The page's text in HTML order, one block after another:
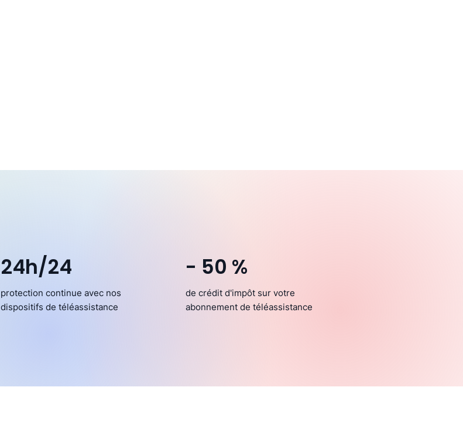
24h/24
protection continue avec nos
dispositifs de téléassistance
- 50 %
de crédit d'impôt sur votre
abonnement de téléassistance